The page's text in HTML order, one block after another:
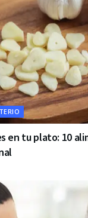
en tu plato: 10